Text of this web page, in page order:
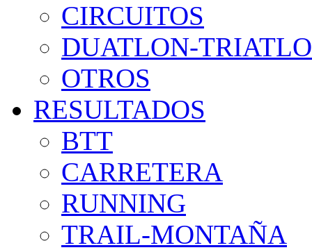
CIRCUITOS
DUATLON-
OTROS
RESULTADOS
BTT
CARRETERA
RUNNING
TRAIL-MONTAÑA